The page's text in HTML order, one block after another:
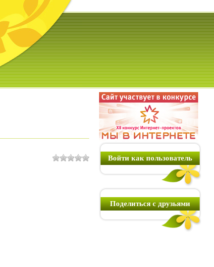
Войти как пользователь
Поделиться с друзьями